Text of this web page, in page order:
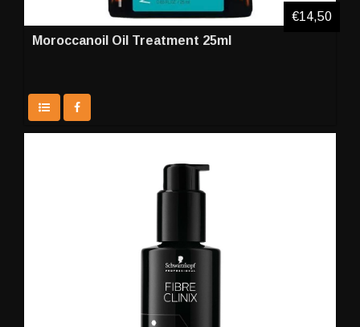
Moroccanoil Oil Treatment 25ml
€14,50